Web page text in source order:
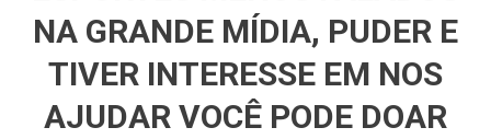
NA GRANDE MÍDIA, PUDER E
TIVER INTERESSE EM NOS
AJUDAR VOCÊ PODE DOAR